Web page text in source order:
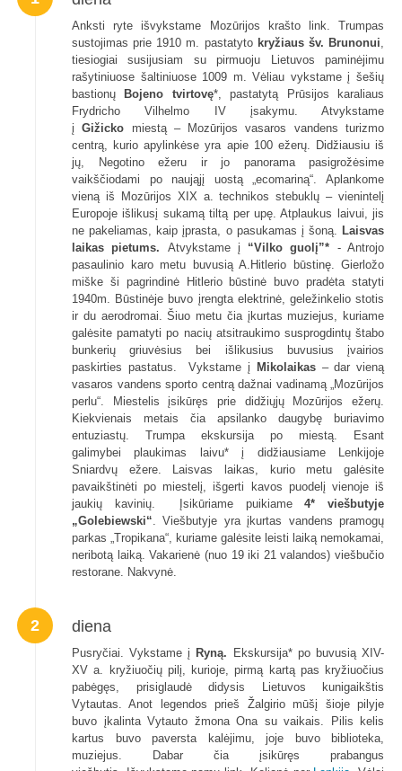
Anksti ryte išvykstame Mozūrijos krašto link. Trumpas
sustojimas prie 1910 m. pastatytokryžiaus šv. Brunonui
tiesiogiai susijusiam su pirmuoju Lietuvos paminėjimu
rašytiniuose šaltiniuose 1009 m. Vėliau vykstame į šešių
bastionųBojeno tvirtovę*, pastatytą Prūsijos karaliaus
Frydricho Vilhelmo IV įsakymu. Atvykstame
įGižicko miestą – Mozūrijos vasaros vandens turizmo
centrą, kurio apylinkėse yra apie 100 ežerų. Didžiausiu iš
jų, Negotino ežeru ir jo panorama pasigrožėsime
vaikščiodami po naująjį uostą „ecomariną“. Aplankome
vieną iš Mozūrijos XIX a. technikos stebuklų – vienintelį
Europoje išlikusį sukamą tiltą per upę. Atplaukus laivui, jis
ne pakeliamas, kaip įprasta, o pasukamas į šoną. Laisvas
laikas pietums. Atvykstame į “Vilko guolį”* - Antrojo
pasaulinio karo metu buvusią A.Hitlerio būstinę. Gierložo
miške ši pagrindinė Hitlerio būstinė buvo pradėta statyti
1940m. Būstinėje buvo įrengta elektrinė, geležinkelio stotis
ir du aerodromai. Šiuo metu čia įkurtas muziejus, kuriame
galėsite pamatyti po nacių atsitraukimo susprogdintų štabo
bunkerių griuvėsius bei išlikusius buvusius įvairios
paskirties pastatus. Vykstame į Mikolaikas– dar vieną
vasaros vandens sporto centrą dažnai vadinamą „Mozūrijos
perlu“. Miestelis įsikūręs prie didžiųjų Mozūrijos ežerų.
Kiekvienais metais čia apsilanko daugybę buriavimo
entuziastų. Trumpa ekskursija po miestą. Esant
galimybei plaukimas laivu* į didžiausiame Lenkijoje
Sniardvų ežere. Laisvas laikas, kurio metu galėsite
pavaikštinėti po miestelį, išgerti kavos puodelį vienoje iš
jaukių kavinių. Įsikūriame puikiame4* viešbutyje
„Golebiewski“ . Viešbutyje yra įkurtas vandens pramogų
parkas „Tropikana“, kuriame galėsite leisti laiką nemokamai,
neribotą laiką. Vakarienė (nuo 19 iki 21 valandos) viešbučio
restorane. Nakvynė.
2 diena
Pusryčiai. Vykstame įRyną. Ekskursija* po buvusią XIV-
XV a. kryžiuočių pilį, kurioje, pirmą kartą pas kryžiuočius
pabėgęs, prisiglaudė didysis Lietuvos kunigaikštis
Vytautas. Anot legendos prieš Žalgirio mūšį šioje pilyje
buvo įkalinta Vytauto žmona Ona su vaikais. Pilis kelis
kartus buvo paversta kalėjimu, joje buvo biblioteka,
muziejus. Dabar čia įsikūręs prabangus